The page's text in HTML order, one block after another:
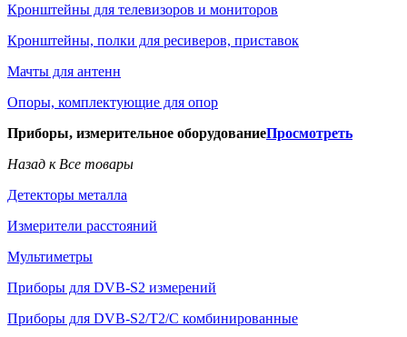
Кронштейны для телевизоров и мониторов
Кронштейны, полки для ресиверов, приставок
Мачты для антенн
Опоры, комплектующие для опор
Приборы, измерительное оборудованиеПросмотреть
Назад к Все товары
Детекторы металла
Измерители расстояний
Мультиметры
Приборы для DVB-S2 измерений
Приборы для DVB-S2/T2/C комбинированные